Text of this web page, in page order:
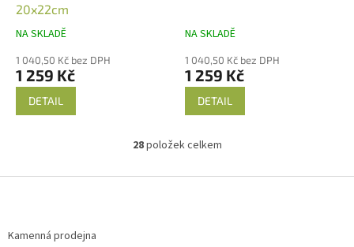
20x22cm
NA SKLADĚ
1 040,50 Kč bez DPH
1 259 Kč
DETAIL
NA SKLADĚ
1 040,50 Kč bez DPH
1 259 Kč
DETAIL
O
l
28položek celkem
Kamenná prodejna